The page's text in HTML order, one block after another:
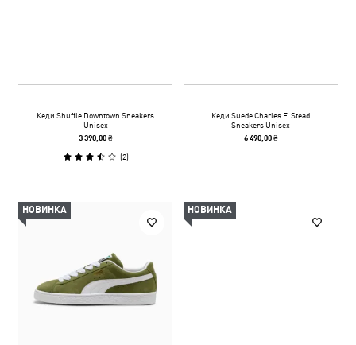
Кеди Shuffle Downtown Sneakers
Unisex
3 390,00 ₴
(2)
Кеди Suede Charles F. Stead
Sneakers Unisex
6 490,00 ₴
НОВИНКА НОВИНКА